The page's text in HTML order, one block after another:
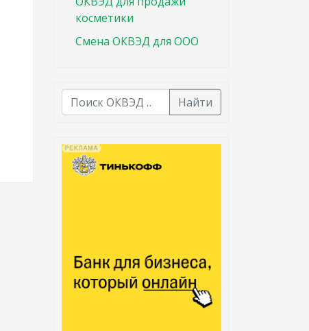
косметики
Смена ОКВЭД для ООО
Найти
В списке найденных результатов